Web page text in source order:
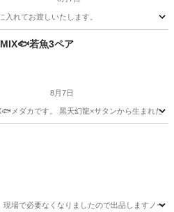
れてお渡しいたします。
その他 トムとジェリー
若魚3ペア
8月7日
メダカです。 黑天幻龍×サタンから生まれた
場で必要なくなりましたので出品しますノー